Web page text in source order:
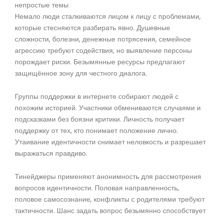
непростые темы
Немало люди сталкиваются лицом к лицу с проблемами,
которые стесняются разбирать явно. Душевные
сложности, болезни, денежные потрясения, семейное
агрессию требуют содействия, но выявление персоны
порождает риски. Безымянные ресурсы предлагают
защищённое зону для честного диалога.
Группы поддержки в интернете собирают людей с
похожим историей. Участники обмениваются случаями и
подсказками без боязни критики. Личность получает
поддержку от тех, кто понимает положение лично.
Утаивание идентичности снимает неловкость и разрешает
выражаться правдиво.
Тинейджеры применяют анонимность для рассмотрения
вопросов идентичности. Половая направленность,
половое самосознание, конфликты с родителями требуют
тактичности. Шанс задать вопрос безымянно способствует